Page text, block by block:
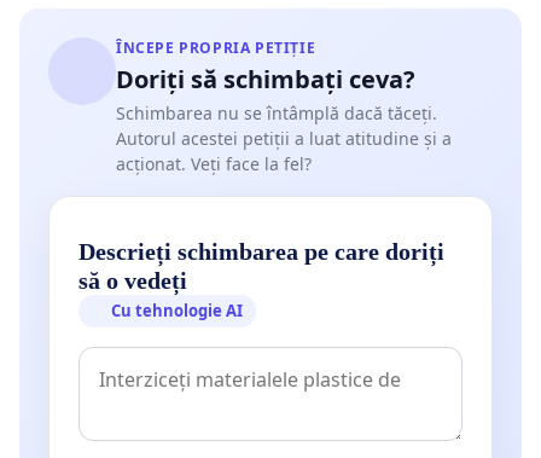
ÎNCEPE PROPRIA PETIȚIE
Doriți să schimbați ceva?
Schimbarea nu se întâmplă dacă tăceți.
Autorul acestei petiții a luat atitudine și a
acționat. Veți face la fel?
Descrieți schimbarea pe care doriți
să o vedeți
Cu tehnologie AI